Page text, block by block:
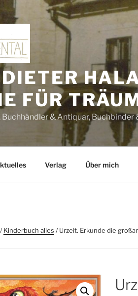
FÜR
& Antiquar, Buchbinder
Verlag Über mich
/Kinderbuch alles / Urzeit. Erkunde die